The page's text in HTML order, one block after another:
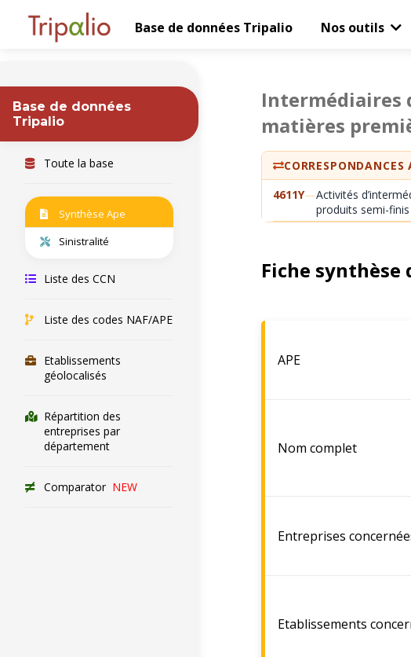
Base de données Tripalio Nos outils
Base de données
Tripalio
Toute la base
Synthèse Ape
Sinistralité
Liste des CCN
Liste des codes NAF/APE
Etablissements
géolocalisés
Répartition des
entreprises par
département
Comparator NEW
Intermédiaires
matières
CORRESPONDANCES
4611Y—Activités
produits semi-finis
Fiche synthèse
APE
Nom complet
Entreprises
Etablissements